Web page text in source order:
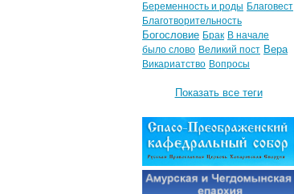
Беременность и роды Благовест
Благотворительность
Богословие Брак В начале
было слово Великий пост Вера
Викариатство Вопросы
Показать все теги